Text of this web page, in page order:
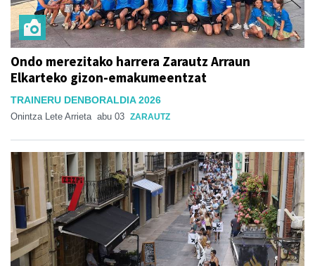
Ondo merezitako harrera Zarautz Arraun
Elkarteko gizon-emakumeentzat
TRAINERU DENBORALDIA 2026
Onintza Lete Arrieta abu 03 ZARAUTZ